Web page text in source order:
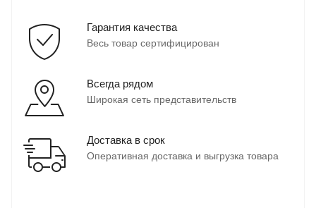
Гарантия качества
Весь товар сертифицирован
Всегда рядом
Широкая сеть представительств
Доставка в срок
Оперативная доставка и выгрузка товара